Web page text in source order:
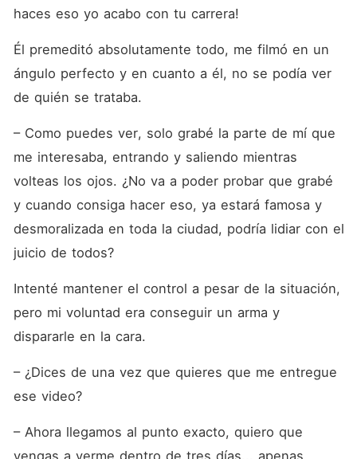
haces eso yo acabo con tu carrera!
Él premeditó absolutamente todo, me filmó en un
ángulo perfecto y en cuanto a él, no se podía ver
de quién se trataba.
– Como puedes ver, solo grabé la parte de mí que
me interesaba, entrando y saliendo mientras
volteas los ojos. ¿No va a poder probar que grabé
y cuando consiga hacer eso, ya estará famosa y
desmoralizada en toda la ciudad, podría lidiar con el
juicio de todos?
Intenté mantener el control a pesar de la situación,
pero mi voluntad era conseguir un arma y
dispararle en la cara.
– ¿Dices de una vez que quieres que me entregue
ese video?
– Ahora llegamos al punto exacto, quiero que
vengas a verme dentro de tres días... apenas